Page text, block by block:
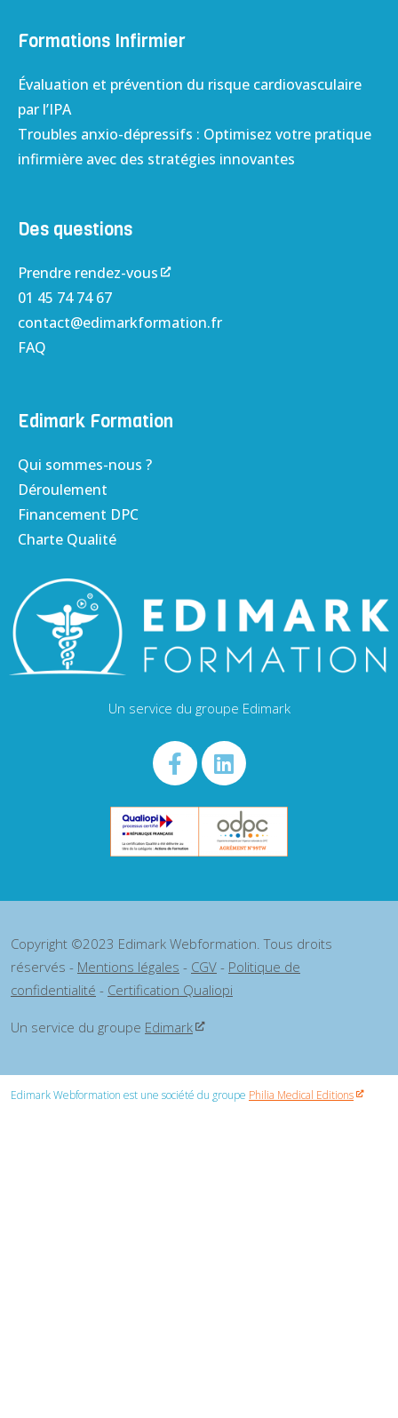
Formations Infirmier
Évaluation et prévention du risque cardiovasculaire
par l’IPA
Troubles anxio-dépressifs : Optimisez votre pratique
infirmière avec des stratégies innovantes
Des questions
Prendre rendez-vous
01 45 74 74 67
contact@edimarkformation.fr
FAQ
Edimark Formation
Qui sommes-nous ?
Déroulement
Financement DPC
Charte Qualité
Un service du groupe Edimark
Copyright ©2023 Edimark Webformation. Tous droits
réservés - Mentions légales - CGV - Politique de
confidentialité - Certification Qualiopi
Un service du groupe Edimark
Edimark Webformation est une société du groupe Philia Medical Editions